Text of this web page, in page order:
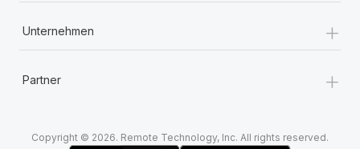
Unternehmen +
Partner +
Copyright © 2026. Remote Technology, Inc. All rights reserved.